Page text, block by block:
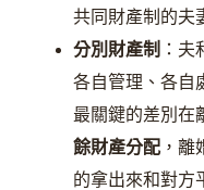
共同財產制的夫
分別財產制 ：
各自管理、各自
最關鍵的差別
餘財產分配，離
的拿出來和對方